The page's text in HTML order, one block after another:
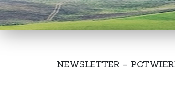
NEWSLETTER –